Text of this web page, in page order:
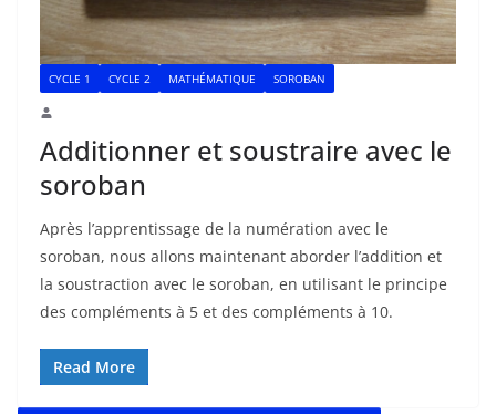
CYCLE 1 CYCLE 2 MATHÉMATIQUE SOROBAN
Additionner et soustraire avec le
soroban
Après l’apprentissage de la numération avec le
soroban, nous allons maintenant aborder l’addition et
la soustraction avec le soroban, en utilisant le principe
des compléments à 5 et des compléments à 10.
Read More